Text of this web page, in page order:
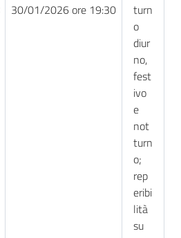
30/01/2026 ore 19:30
turn
o
diur
no,
fest
ivo
e
not
turn
o;
rep
eribi
lità
su